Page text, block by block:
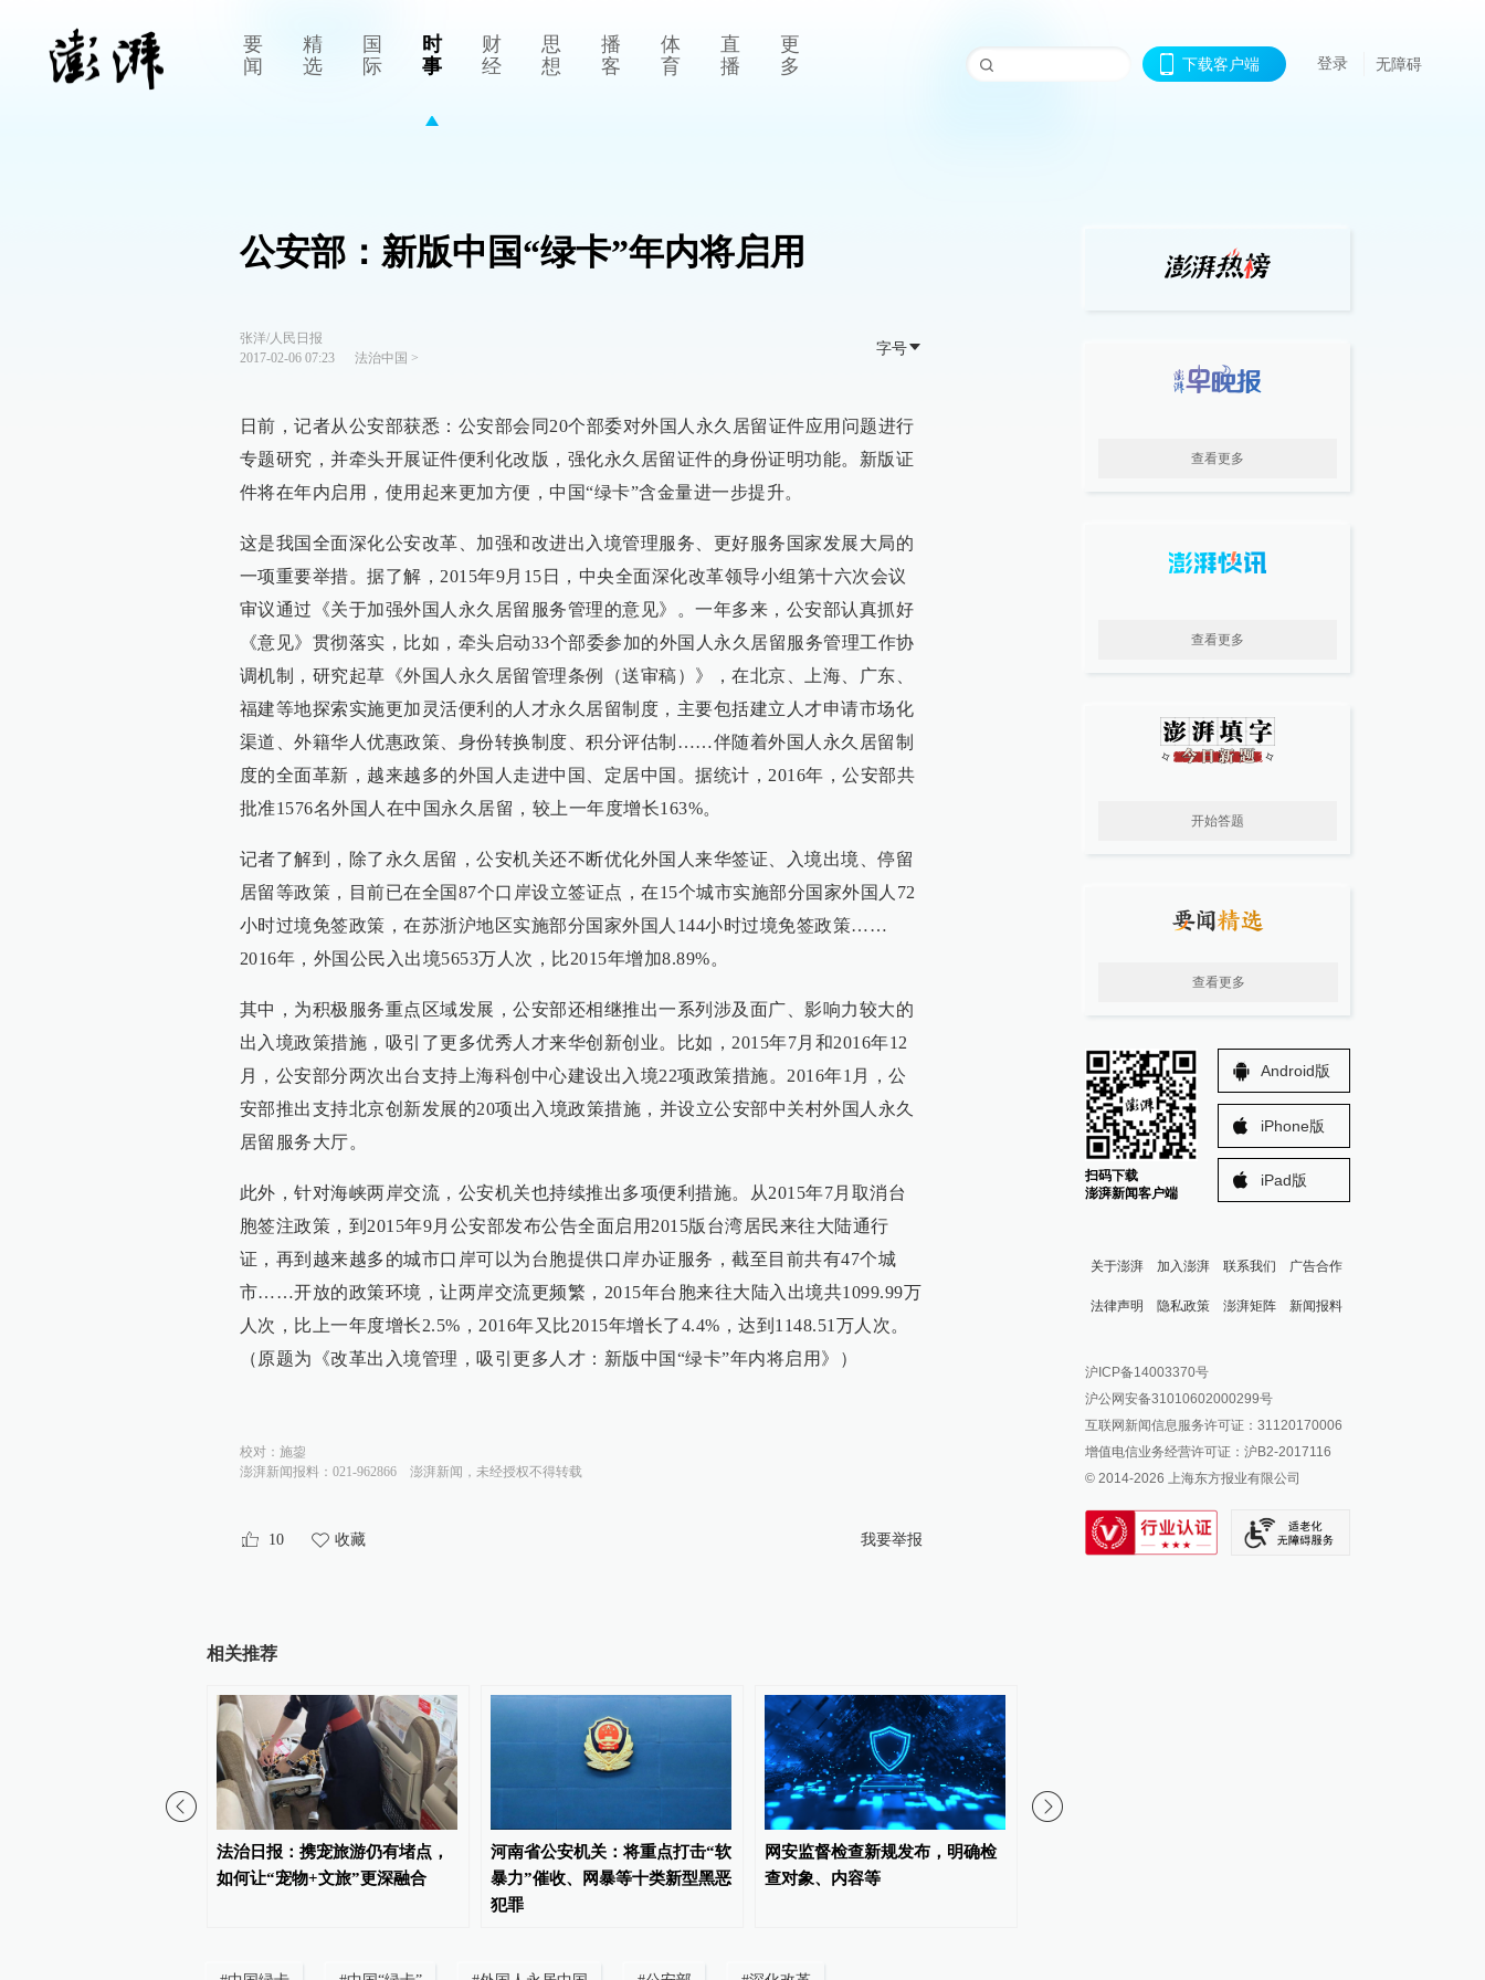
要
闻
精
选
国
际
时
事
财
经
思
想
播
客
体
育
直
播
更
多
下载客户端 登录 无障碍
公安部：新版中国“绿卡”年内将启用
张洋/人民日报
2017-02-06 07:23
法治中国 >
字号
日前，记者从公安部获悉：公安部会同20个部委对外国人永久居留证件应用问题进行
专题研究，并牵头开展证件便利化改版，强化永久居留证件的身份证明功能。新版证
件将在年内启用，使用起来更加方便，中国“绿卡”含金量进一步提升。
这是我国全面深化公安改革、加强和改进出入境管理服务、更好服务国家发展大局的
一项重要举措。据了解，2015年9月15日，中央全面深化改革领导小组第十六次会议
审议通过《关于加强外国人永久居留服务管理的意见》。一年多来，公安部认真抓好
《意见》贯彻落实，比如，牵头启动33个部委参加的外国人永久居留服务管理工作协
调机制，研究起草《外国人永久居留管理条例（送审稿）》，在北京、上海、广东、
福建等地探索实施更加灵活便利的人才永久居留制度，主要包括建立人才申请市场化
渠道、外籍华人优惠政策、身份转换制度、积分评估制……伴随着外国人永久居留制
度的全面革新，越来越多的外国人走进中国、定居中国。据统计，2016年，公安部共
批准1576名外国人在中国永久居留，较上一年度增长163%。
记者了解到，除了永久居留，公安机关还不断优化外国人来华签证、入境出境、停留
居留等政策，目前已在全国87个口岸设立签证点，在15个城市实施部分国家外国人72
小时过境免签政策，在苏浙沪地区实施部分国家外国人144小时过境免签政策……
2016年，外国公民入出境5653万人次，比2015年增加8.89%。
其中，为积极服务重点区域发展，公安部还相继推出一系列涉及面广、影响力较大的
出入境政策措施，吸引了更多优秀人才来华创新创业。比如，2015年7月和2016年12
月，公安部分两次出台支持上海科创中心建设出入境22项政策措施。2016年1月，公
安部推出支持北京创新发展的20项出入境政策措施，并设立公安部中关村外国人永久
居留服务大厅。
此外，针对海峡两岸交流，公安机关也持续推出多项便利措施。从2015年7月取消台
胞签注政策，到2015年9月公安部发布公告全面启用2015版台湾居民来往大陆通行
证，再到越来越多的城市口岸可以为台胞提供口岸办证服务，截至目前共有47个城
市……开放的政策环境，让两岸交流更频繁，2015年台胞来往大陆入出境共1099.99万
人次，比上一年度增长2.5%，2016年又比2015年增长了4.4%，达到1148.51万人次。
（原题为《改革出入境管理，吸引更多人才：新版中国“绿卡”年内将启用》）
校对： 施鋆
澎湃新闻报料：021-962866
澎湃新闻，未经授权不得转载
10 收藏 我要举报
相关推荐
法治日报：携宠旅游仍有堵点，
如何让“宠物+文旅”更深融合
河南省公安机关：将重点打击“软
暴力”催收、网暴等十类新型黑恶
犯罪
网安监督检查新规发布，明确检
查对象、内容等
查看更多
查看更多
开始答题
查看更多
扫码下载
澎湃新闻客户端
Android版
iPhone版
iPad版
关于澎湃 加入澎湃 联系我们 广告合作
法律声明 隐私政策 澎湃矩阵
澎湃新闻公众号
澎湃新闻抖音号
派生万物开放平台
IP SHANGHAI
SIXTH TONE
新闻报料
报料邮箱: news@thepaper.cn
沪ICP备14003370号
沪公网安备31010602000299号
互联网新闻信息服务许可证：31120170006
增值电信业务经营许可证：沪B2-2017116
© 2014-2026 上海东方报业有限公司